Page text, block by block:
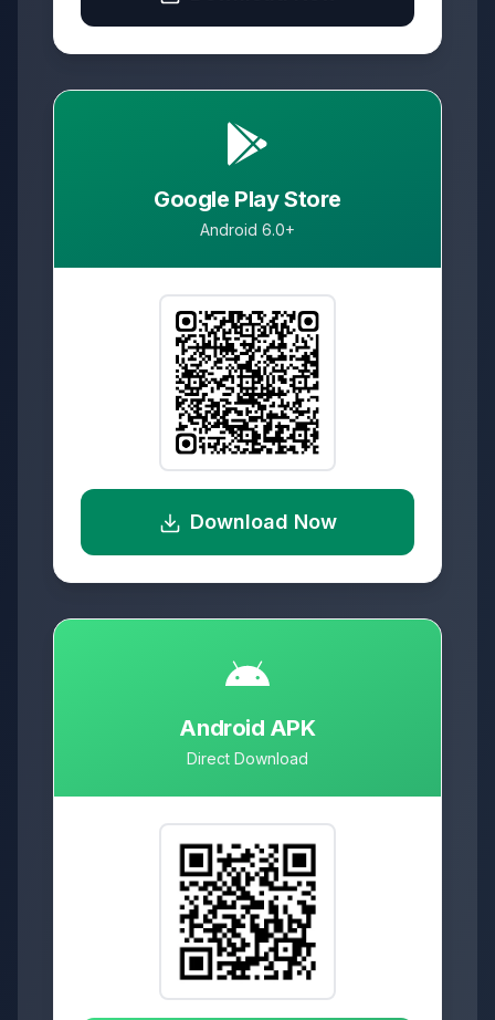
Google Play Store
Android 6.0+
Download Now
Android APK
Direct Download